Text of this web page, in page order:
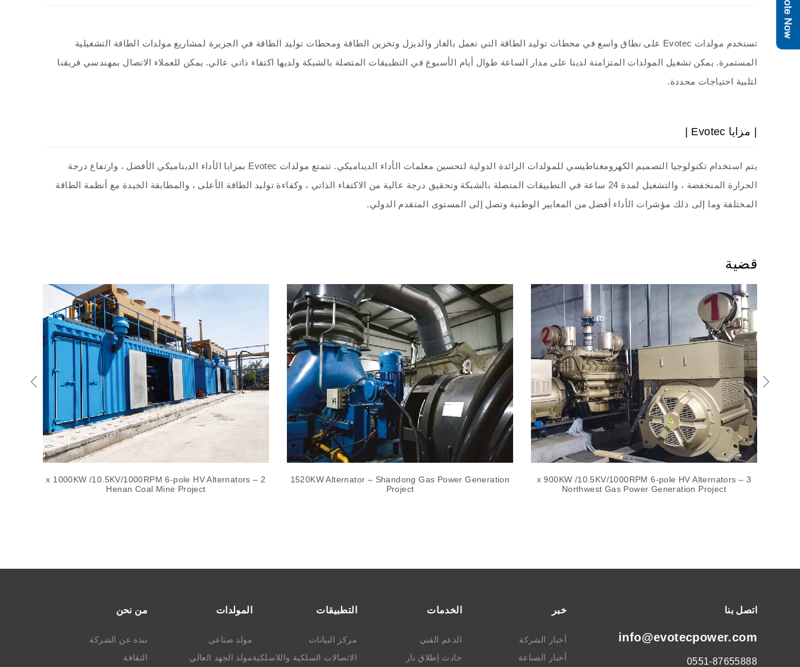
تستخدم مولدات Evotec على نطاق واسع في محطات توليد الطاقة التي تعمل بالغاز والديزل وتخزين الطاقة ومحطات توليد الطاقة في الجزيرة لمشاريع مولدات الطاقة التشغيلية
المستمرة. يمكن تشغيل المولدات المتزامنة لدينا على مدار الساعة طوال أيام الأسبوع في التطبيقات المتصلة بالشبكة ولديها اكتفاء ذاتي عالي. يمكن للعملاء الاتصال بمهندسي فريقنا
لتلبية احتياجات محددة.
| مزايا Evotec |
يتم استخدام تكنولوجيا التصميم الكهرومغناطيسي للمولدات الرائدة الدولية لتحسين معلمات الأداء الديناميكي. تتمتع مولدات Evotec بمزايا الأداء الديناميكي الأفضل ، وارتفاع درجة
الحرارة المنخفضة ، والتشغيل لمدة 24 ساعة في التطبيقات المتصلة بالشبكة وتحقيق درجة عالية من الاكتفاء الذاتي ، وكفاءة توليد الطاقة الأعلى ، والمطابقة الجيدة مع أنظمة الطاقة
المختلفة وما إلى ذلك مؤشرات الأداء أفضل من المعايير الوطنية وتصل إلى المستوى المتقدم الدولي.
قضية
3 x 900KW /10.5KV/1000RPM 6-pole HV Alternators –
Northwest Gas Power Generation Project
1520KW Alternator – Shandong Gas Power Generation
Project
2 x 1000KW /10.5KV/1000RPM 6-pole HV Alternators –
Henan Coal Mine Project
من نحن
نبذة عن الشركة
الثقافة
المولدات
مولد صناعي
مولد الجهد العالي
التطبيقات
مركز البيانات
الاتصالات السلكية واللاسلكية
الخدمات
الدعم الفني
حادث إطلاق نار
خبر
أخبار الشركة
أخبار الصناعة
اتصل بنا
info@evotecpower.com
0551-87655888